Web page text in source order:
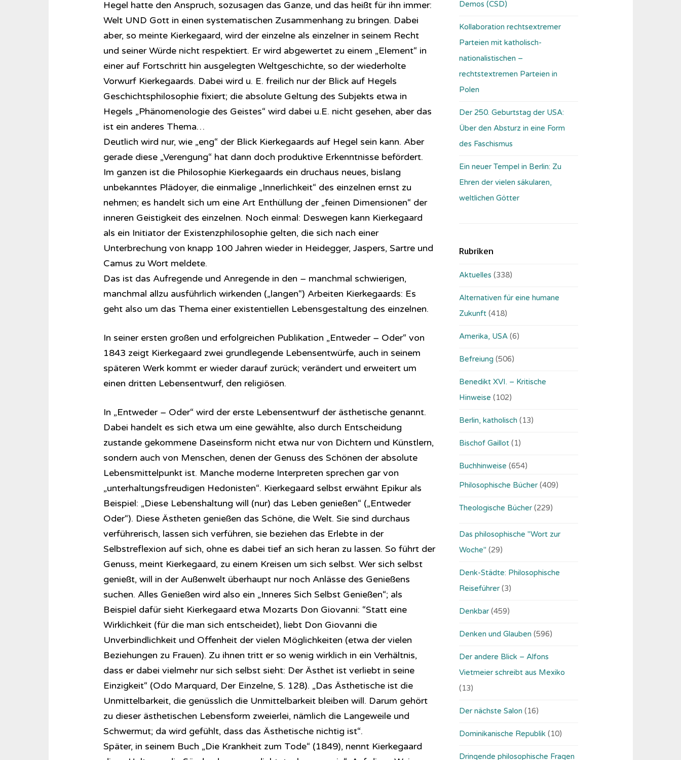
Hegel hatte den Anspruch, sozusagen das Ganze, und das heißt für ihn immer:
Welt UND Gott in einen systematischen Zusammenhang zu bringen. Dabei
aber, so meinte Kierkegaard, wird der einzelne als einzelner in seinem Recht
und seiner Würde nicht respektiert. Er wird abgewertet zu einem „Element“ in
einer auf Fortschritt hin ausgelegten Weltgeschichte, so der wiederholte
Vorwurf Kierkegaards. Dabei wird u. E. freilich nur der Blick auf Hegels
Geschichtsphilosophie fixiert; die absolute Geltung des Subjekts etwa in
Hegels „Phänomenologie des Geistes“ wird dabei u.E. nicht gesehen, aber das
ist ein anderes Thema…
Deutlich wird nur, wie „eng“ der Blick Kierkegaards auf Hegel sein kann. Aber
gerade diese „Verengung“ hat dann doch produktive Erkenntnisse befördert.
Im ganzen ist die Philosophie Kierkegaards ein druchaus neues, bislang
unbekanntes Plädoyer, die einmalige „Innerlichkeit“ des einzelnen ernst zu
nehmen; es handelt sich um eine Art Enthüllung der „feinen Dimensionen“ der
inneren Geistigkeit des einzelnen. Noch einmal: Deswegen kann Kierkegaard
als ein Initiator der Existenzphilosophie gelten, die sich nach einer
Unterbrechung von knapp 100 Jahren wieder in Heidegger, Jaspers, Sartre und
Camus zu Wort meldete.
Das ist das Aufregende und Anregende in den – manchmal schwierigen,
manchmal allzu ausführlich wirkenden („langen“) Arbeiten Kierkegaards: Es
geht also um das Thema einer existentiellen Lebensgestaltung des einzelnen.
In seiner ersten großen und erfolgreichen Publikation „Entweder – Oder“ von
1843 zeigt Kierkegaard zwei grundlegende Lebensentwürfe, auch in seinem
späteren Werk kommt er wieder darauf zurück; verändert und erweitert um
einen dritten Lebensentwurf, den religiösen.
In „Entweder – Oder“ wird der erste Lebensentwurf der ästhetische genannt.
Dabei handelt es sich etwa um eine gewählte, also durch Entscheidung
zustande gekommene Daseinsform nicht etwa nur von Dichtern und Künstlern,
sondern auch von Menschen, denen der Genuss des Schönen der absolute
Lebensmittelpunkt ist. Manche moderne Interpreten sprechen gar von
„unterhaltungsfreudigen Hedonisten“. Kierkegaard selbst erwähnt Epikur als
Beispiel: „Diese Lebenshaltung will (nur) das Leben genießen“ („Entweder
Oder“). Diese Ästheten genießen das Schöne, die Welt. Sie sind durchaus
verführerisch, lassen sich verführen, sie beziehen das Erlebte in der
Selbstreflexion auf sich, ohne es dabei tief an sich heran zu lassen. So führt der
Genuss, meint Kierkegaard, zu einem Kreisen um sich selbst. Wer sich selbst
genießt, will in der Außenwelt überhaupt nur noch Anlässe des Genießens
suchen. Alles Genießen wird also ein „Inneres Sich Selbst Genießen“; als
Beispiel dafür sieht Kierkegaard etwa Mozarts Don Giovanni: “Statt eine
Wirklichkeit (für die man sich entscheidet), liebt Don Giovanni die
Unverbindlichkeit und Offenheit der vielen Möglichkeiten (etwa der vielen
Beziehungen zu Frauen). Zu ihnen tritt er so wenig wirklich in ein Verhältnis,
dass er dabei vielmehr nur sich selbst sieht: Der Ästhet ist verliebt in seine
Einzigkeit“ (Odo Marquard, Der Einzelne, S. 128). „Das Ästhetische ist die
Unmittelbarkeit, die genüsslich die Unmittelbarkeit bleiben will. Darum gehört
zu dieser ästhetischen Lebensform zweierlei, nämlich die Langeweile und
Schwermut; da wird gefühlt, dass das Ästhetische nichtig ist“.
Später, in seinem Buch „Die Krankheit zum Tode“ (1849), nennt Kierkegaard
Demos (CSD)
Kollaboration rechtsextremer
Parteien mit katholisch-
nationalistischen –
rechtstextremen Parteien in
Polen
Der 250. Geburtstag der USA:
Über den Absturz in eine Form
des Faschismus
Ein neuer Tempel in Berlin: Zu
Ehren der vielen säkularen,
weltlichen Götter
Rubriken
Aktuelles (338)
Alternativen für eine humane
Zukunft (418)
Amerika, USA (6)
Befreiung (506)
Benedikt XVI. – Kritische
Hinweise (102)
Berlin, katholisch (13)
Bischof Gaillot (1)
Buchhinweise (654)
Philosophische Bücher (409)
Theologische Bücher (229)
Das philosophische "Wort zur
Woche" (29)
Denk-Städte: Philosophische
Reiseführer (3)
Denkbar (459)
Denken und Glauben (596)
Der andere Blick – Alfons
Vietmeier schreibt aus Mexiko
(13)
Der nächste Salon (16)
Dominikanische Republik (10)
Dringende philosophische Fragen